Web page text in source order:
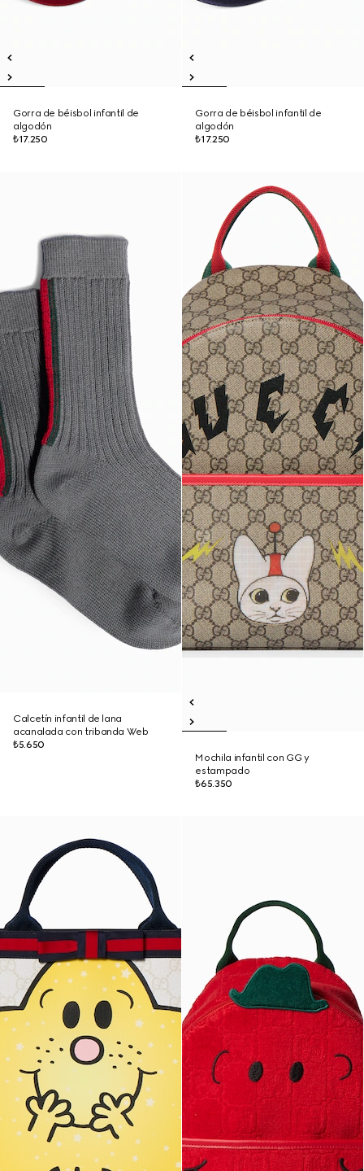
Gorra de béisbol infantil de
algodón
₺17.250
Gorra de béisbol infantil de
algodón
₺17.250
Calcetín infantil de lana
acanalada con tribanda Web
₺5.650
Mochila infantil con GG y
estampado
₺65.350